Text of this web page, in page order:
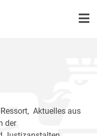
Aktuelles aus
der